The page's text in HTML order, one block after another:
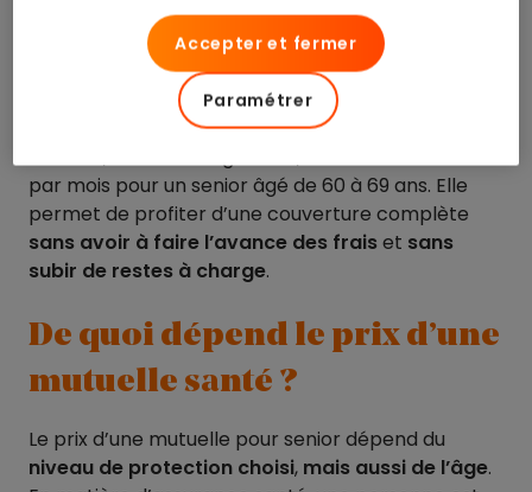
Bon à savoir :
les personnes disposant de faibles
ressources peuvent bénéficier de la
complémentaire santé solidaire
(CSS) aussi
connue sous le nom de mutuelle à 1 €. Selon les
par mois pour un senior âgé de 60 à 69 ans. Elle
permet de profiter d’une couverture complète
sans avoir à faire l’avance des fraiset sans
subir de restes à charge.
De quoi dépend le prix d’une
mutuelle santé ?
Le prix d’une mutuelle pour senior dépend du
niveau de protection choisi, mais aussi de l’âge.
Accepter et fermer
Paramétrer